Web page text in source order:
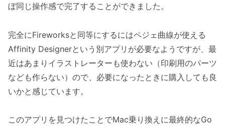
ぼ同じ操作感で完了することができました。
完全にFireworksと同等にするにはペジェ曲線が使える
Affinity Designerという別アプリが必要なようですが、最
近はあまりイラストレーターも使わない（印刷用のパーツ
なども作らない）ので、必要になったときに購入しても良
いかと感じています。
このアプリを見つけたことでMac乗り換えに最終的なGo